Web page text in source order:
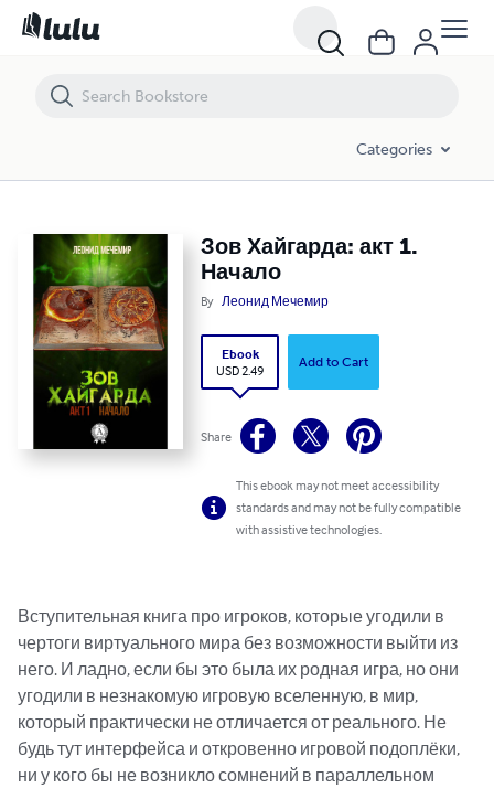
Categories
Зов Хайгарда: акт 1.
Начало
By Леонид Мечемир
Ebook
USD 2.49
Add to Cart
Share
This ebook may not meet accessibility
standards and may not be fully compatible
with assistive technologies.
Вступительная книга про игроков, которые угодили в
чертоги виртуального мира без возможности выйти из
него. И ладно, если бы это была их родная игра, но они
угодили в незнакомую игровую вселенную, в мир,
который практически не отличается от реального. Не
будь тут интерфейса и откровенно игровой подоплёки,
ни у кого бы не возникло сомнений в параллельном
Зов Хайгарда: акт 1. Начало